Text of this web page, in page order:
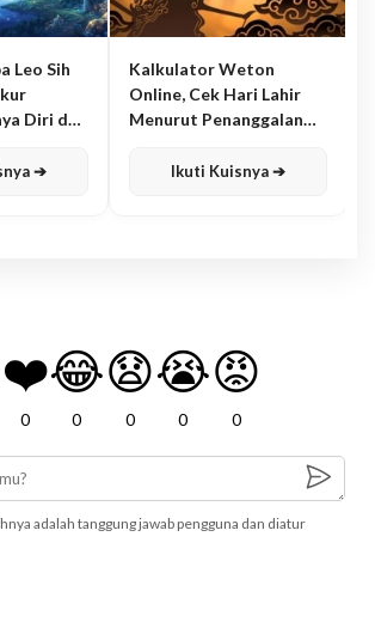
Leo Sih
Diri dan
➔
Kalkulator Weton
Online, Cek Hari Lahir
Menurut Penanggalan
Ikuti Kuisnya ➔
❤️
0
😂
0
😧
0
😭
0
😡
0
adalah tanggung jawab pengguna dan diatur